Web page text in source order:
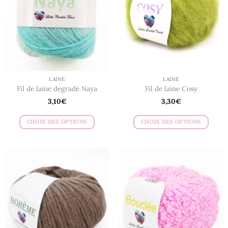
peuvent
être
choisies
sur
la
page
du
produit
peuvent
être
choisies
sur
la
produit
LAINE
Fil de laine degradé Naya
3,10€
CHOIX DES OPTIONS
plusieurs
variations.
Les
options
peuvent
être
LAINE
Fil de laine Cosy
3,30€
CHOIX DES OPTIONS
plusieurs
variations.
Les
options
peuvent
être